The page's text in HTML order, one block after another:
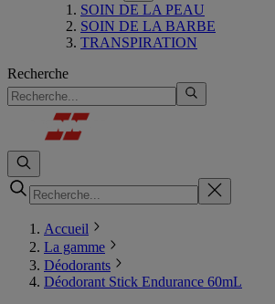
SOIN DE LA PEAU
SOIN DE LA BARBE
TRANSPIRATION
Recherche
Accueil
La gamme
Déodorants
Déodorant Stick Endurance 60mL